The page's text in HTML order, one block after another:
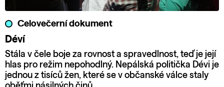
Celovečerní dokument
Déví
Stála v čele boje za rovnost a spravedlnost, teď je její
hlas pro režim nepohodlný. Nepálská politička Dévi je
jednou z tisíců žen, které se v občanské válce staly